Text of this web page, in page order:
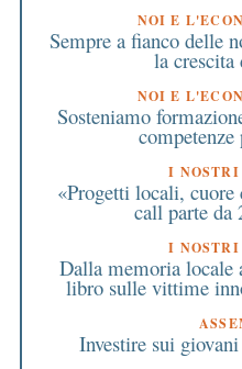
NOI E
Sempre a fianco delle
la
NOI E
Sosteniamo
I NOSTRI
«Progetti locali, cuore
call parte da
I NOSTRI
Dalla memoria locale
libro sulle vittime
Investire sui